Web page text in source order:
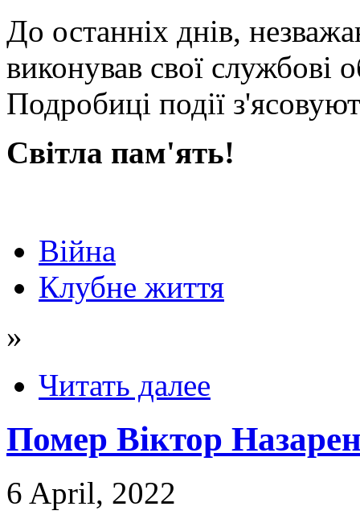
До останніх днів,
виконував свої службові
Подробиці події
Світла пам'ять!
Війна
Клубне життя
»
Читать далее
Помер Віктор
6 April, 2022